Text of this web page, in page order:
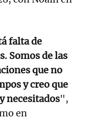
falta de
Somos de las
que no
y creo que
necesitados",
en